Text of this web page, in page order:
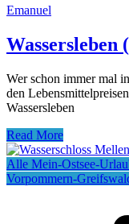
Emanuel
Wassersleben
Wer schon immer mal
den
Wassersleben
Read More
Alle Mein-Ostsee-
Vorpommern-